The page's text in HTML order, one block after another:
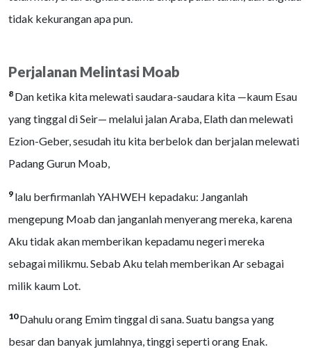
tidak kekurangan apa pun.
Perjalanan Melintasi Moab
8 Dan ketika kita melewati saudara-saudara kita —kaum Esau
yang tinggal di Seir— melalui jalan Araba, Elath dan melewati
Ezion-Geber, sesudah itu kita berbelok dan berjalan melewati
Padang Gurun Moab,
9 lalu berfirmanlah YAHWEH kepadaku: Janganlah
mengepung Moab dan janganlah menyerang mereka, karena
Aku tidak akan memberikan kepadamu negeri mereka
sebagai milikmu. Sebab Aku telah memberikan Ar sebagai
milik kaum Lot.
10Dahulu orang Emim tinggal di sana. Suatu bangsa yang
besar dan banyak jumlahnya, tinggi seperti orang Enak.